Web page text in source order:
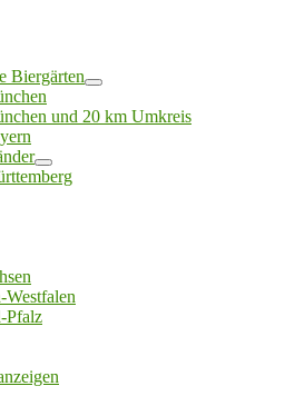
Biergärten
und 20 km Umkreis
Pfalz